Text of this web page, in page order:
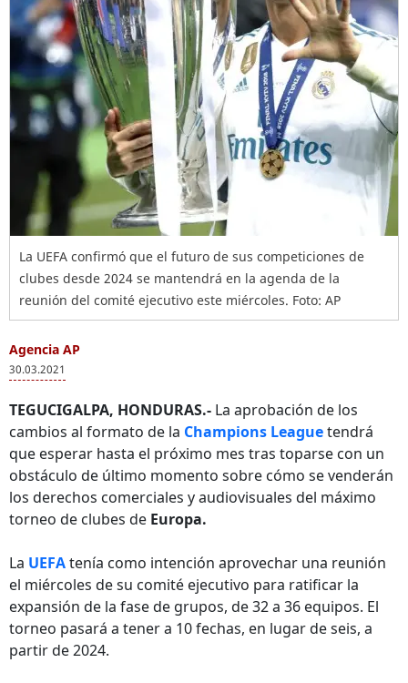
La UEFA confirmó que el futuro de sus competiciones de
clubes desde 2024 se mantendrá en la agenda de la
reunión del comité ejecutivo este miércoles. Foto: AP
Agencia AP
30.03.2021
TEGUCIGALPA, HONDURAS.- La aprobación de los
cambios al formato de la Champions Leaguetendrá
que esperar hasta el próximo mes tras toparse con un
obstáculo de último momento sobre cómo se venderán
los derechos comerciales y audiovisuales del máximo
torneo de clubes de Europa.
La UEFAtenía como intención aprovechar una reunión
el miércoles de su comité ejecutivo para ratificar la
expansión de la fase de grupos, de 32 a 36 equipos. El
torneo pasará a tener a 10 fechas, en lugar de seis, a
partir de 2024.